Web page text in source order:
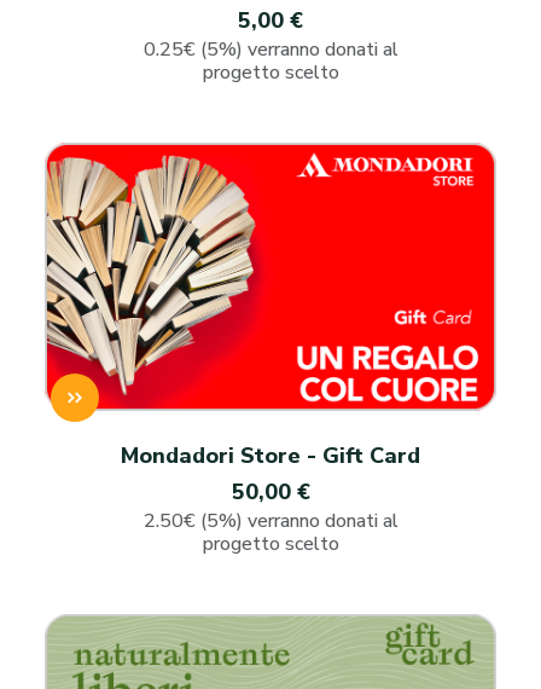
5,00 €
0.25€ (5%) verranno donati al
progetto scelto
Mondadori Store - Gift Card
50,00 €
2.50€ (5%) verranno donati al
progetto scelto